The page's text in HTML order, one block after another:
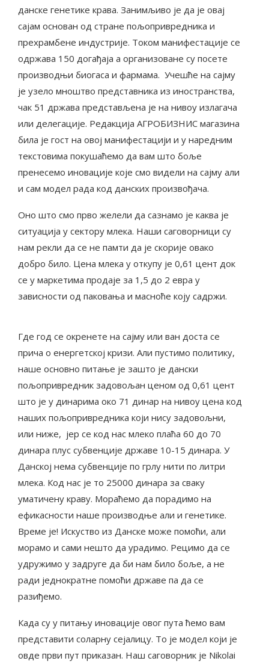
данске генетике крава. Занимљиво је да је овај
сајам основан од стране пољопривредника и
прехрамбене индустрије. Током манифестације се
одржава 150 догађаја а организоване су посете
производњи биогаса и фармама. Учешће на сајму
је узело мноштво представника из иностранства,
чак 51 држава представљена је на нивоу излагача
или делегације. Редакција АГРОБИЗНИС магазина
била је гост на овој манифестацији и у наредним
текстовима покушаћемо да вам што боље
пренесемо иновације које смо видели на сајму али
и сам модел рада код данских произвођача.
Оно што смо прво желели да сазнамо је каква је
ситуација у сектору млека. Наши саговорници су
нам рекли да се не памти да је скорије овако
добро било. Цена млека у откупу је 0,61 цент док
се у маркетима продаје за 1,5 до 2 евра у
зависности од паковања и масноће коју садржи.
Где год се окренете на сајму или ван доста се
прича о енергетској кризи. Али пустимо политику,
наше основно питање је зашто је дански
пољопривредник задовољан ценом од 0,61 цент
што је у динарима око 71 динар на нивоу цена код
наших пољопривредника који нису задовољни,
или ниже, јер се код нас млеко плаћа 60 до 70
динара плус субвенције државе 10-15 динара. У
Данској нема субвенције по грлу нити по литри
млека. Код нас је то 25000 динара за сваку
уматичену краву. Мораћемо да порадимо на
ефикасности наше производње али и генетике.
Време је! Искуство из Данске може помоћи, али
морамо и сами нешто да урадимо. Рецимо да се
удружимо у задруге да би нам било боље, а не
ради једнократне помоћи државе па да се
разиђемо.
Када су у питању иновације овог пута ћемо вам
представити соларну сејалицу. То је модел који је
овде први пут приказан. Наш саговорник је Nikolai